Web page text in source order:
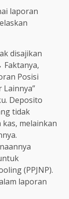
laporan
disajikan
Faktanya,
Posisi
Lainnya”
Deposito
tidak
melainkan
(PPJNP).
laporan